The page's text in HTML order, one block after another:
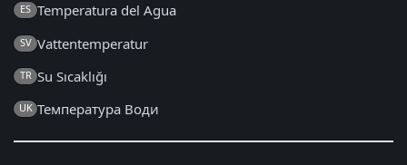
ES Temperatura del Agua
SV Vattentemperatur
TR Su Sıcaklığı
UK Температура Води